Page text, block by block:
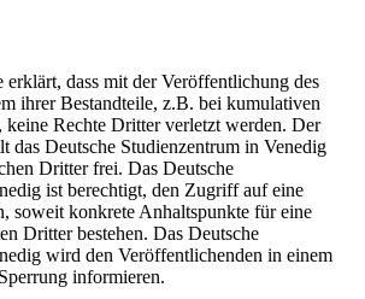
dass mit der Veröffentlichung des
ihrer Bestandteile, z.B. bei kumulativen
keine Rechte Dritter verletzt werden. Der
das Deutsche Studienzentrum in Venedig
Dritter frei. Das Deutsche
ist berechtigt, den Zugriff auf eine
soweit konkrete Anhaltspunkte für eine
Dritter bestehen. Das Deutsche
wird den Veröffentlichenden in einem
informieren.